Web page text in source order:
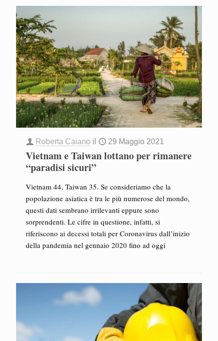
Roberta Caiano il 29 Maggio 2021
Vietnam e Taiwan lottano per rimanere
“paradisi sicuri”
Vietnam 44, Taiwan 35. Se consideriamo che la
popolazione asiatica è tra le più numerose del mondo,
questi dati sembrano irrilevanti eppure sono
sorprendenti. Le cifre in questione, infatti, si
riferiscono ai decessi totali per Coronavirus dall’inizio
della pandemia nel gennaio 2020 fino ad oggi